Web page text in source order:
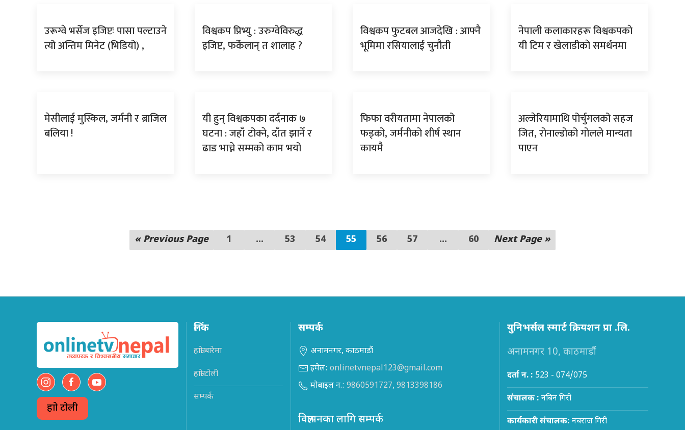
उरूग्वे भर्सेज इजिप्टः पासा पल्टाउने
त्यो अन्तिम मिनेट (भिडियो) ,
विश्वकप प्रिभ्यु : उरुग्वेविरुद्ध
इजिप्ट, फर्केलान् त शालाह ?
विश्वकप फुटबल आजदेखि : आफ्नै
भूमिमा रसियालाई चुनौती
नेपाली कलाकारहरू विश्वकपकाे
यी टिम र खेलाडीकाे समर्थनमा
मेसीलाई मुस्किल, जर्मनी र ब्राजिल
बलिया !
यी हुन् विश्वकपका दर्दनाक ७
घटना : जहाँ टोक्ने, दाँत झार्ने र
ढाड भाच्ने सम्मको काम भयो
फिफा वरीयतामा नेपालको
फड्को, जर्मनीको शीर्ष स्थान
कायमै
अल्जेरियामाथि पोर्चुगलको सहज
जित, रोनाल्डोको गोलले मान्यता
पाएन
« Previous Page 1 … 53 54 55 56 57 ... 60 Next Page »
हाम्रो टोली
लिंक
हाम्रो बारेमा
हाम्रो टोली
सम्पर्क
सम्पर्क
अनामनगर, काठमाडौं
इमेल: onlinetvnepal123@gmail.com
मोबाइल न.: 9860591727, 9813398186
विज्ञापनका लागि सम्पर्क
युनिभर्सल स्मार्ट क्रियशन प्रा .लि.
अनामनगर 10, काठमाडौं
दर्ता न. : 523 - 074/075
संचालक : नबिन गिरी
कार्यकारी संचालक: नबराज गिरी